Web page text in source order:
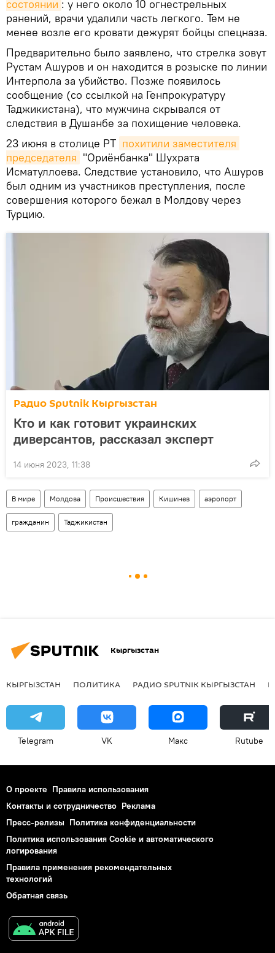
состоянии : у него около 10 огнестрельных
ранений, врачи удалили часть легкого. Тем не
менее возле его кровати дежурят бойцы спецназа.
Предварительно было заявлено, что стрелка зовут
Рустам Ашуров и он находится в розыске по линии
Интерпола за убийство. Позже появилось
сообщение (со ссылкой на Генпрокуратуру
Таджикистана), что мужчина скрывался от
следствия в Душанбе за похищение человека.
23 июня в столице РТ похитили заместителя
председателя "Ориёнбанка" Шухрата
Исматуллоева. Следствие установило, что Ашуров
был одним из участников преступления, после
совершения которого бежал в Молдову через
Турцию.
Радио Sputnik Кыргызстан
Кто и как готовит украинских
диверсантов, рассказал эксперт
14 июня 2023, 11:38
В мире Молдова Происшествия Кишинев аэропорт
гражданин Таджикистан
Кыргызстан
КЫРГЫЗСТАН ПОЛИТИКА РАДИО SPUTNIK КЫРГЫЗСТАН
Telegram VK Макс Rutube
О проекте Правила использования
Контакты и сотрудничество Реклама
Пресс-релизы Политика конфиденциальности
Политика использования Cookie и автоматического
логирования
Правила применения рекомендательных
технологий
Обратная связь